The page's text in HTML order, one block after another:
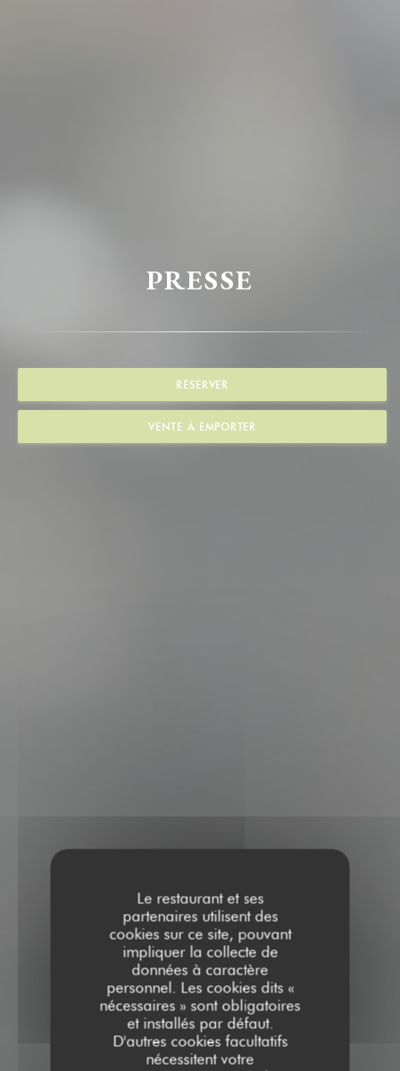
Le restaurant et ses
partenaires utilisent des
cookies sur ce site, pouvant
impliquer la collecte de
données à caractère
personnel. Les cookies dits «
nécessaires » sont obligatoires
et installés par défaut.
D'autres cookies facultatifs
nécessitent votre
PRESSE
RÉSERVER
VENTE À EMPORTER